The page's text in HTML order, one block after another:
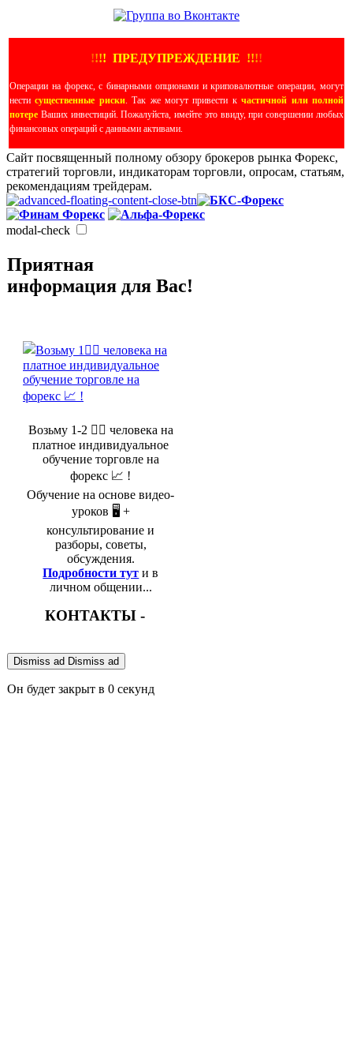
!!!! ПРЕДУПРЕЖДЕНИЕ !!!!
Операции на форекс, с бинарными опционами и криповалютные операции, могут
нестисущественные риски. Так же могут привести кчастичной или полной
потере Ваших инвестиций. Пожалуйста, имейте это ввиду, при совершении любых
финансовых операций с данными активами.
Сайт посвященный полному обзору брокеров рынка Форекс,
стратегий торговли, индикаторам торговли, опросам, статьям,
рекомендациям трейдерам.
modal-check
Приятная
информация для Вас!
Возьму 1-2 🤵‍♂️ человека на
платное индивидуальное
обучение торговле на
форекс 📈 !
Обучение на основе видео-
уроков 🖥️ +
консультирование и
разборы, советы,
обсуждения.
Подробности тут и в
личном общении...
КОНТАКТЫ -
Dismiss ad Dismiss ad
Он будет закрыт в 0 секунд